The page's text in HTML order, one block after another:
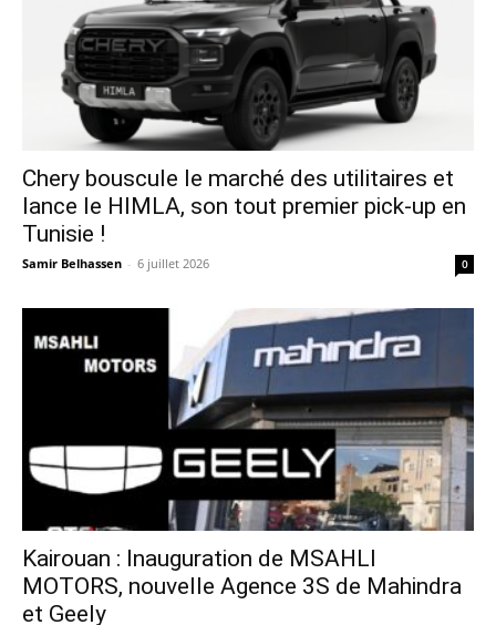
Chery bouscule le marché des utilitaires et
lance le HIMLA, son tout premier pick-up en
Tunisie !
Samir Belhassen - 6 juillet 2026 0
Kairouan : Inauguration de MSAHLI
MOTORS, nouvelle Agence 3S de Mahindra
et Geely